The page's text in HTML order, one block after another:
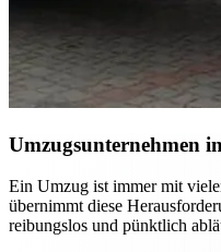
Umzugsunternehmen
Ein Umzug ist immer mit
übernimmt diese
reibungslos und pünktlich